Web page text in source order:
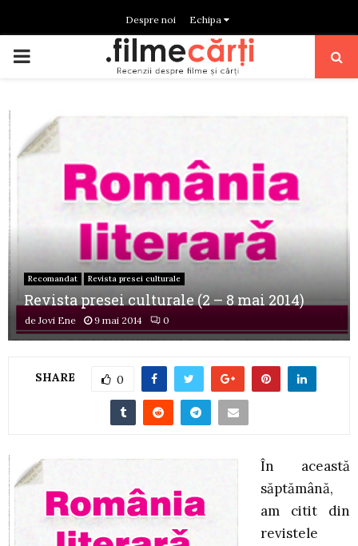
Despre noi Echipa
PRIMARY
Recomandat Revista presei culturale
Revista presei culturale (2 – 8 mai 2014)
de Jovi Ene 9 mai 2014 0
SHARE 0
În această
săptămână,
am citit din
revistele